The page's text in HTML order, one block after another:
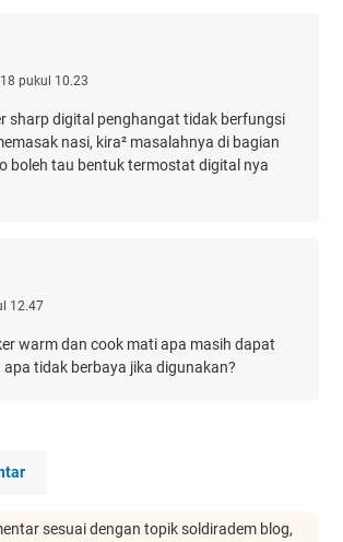
pukul 10.23
sharp digital penghangat tidak berfungsi
nasi, kira² masalahnya di bagian
boleh tau bentuk termostat digital nya
12.47
warm dan cook mati apa masih dapat
tidak berbaya jika digunakan?
sesuai dengan topik soldiradem blog,